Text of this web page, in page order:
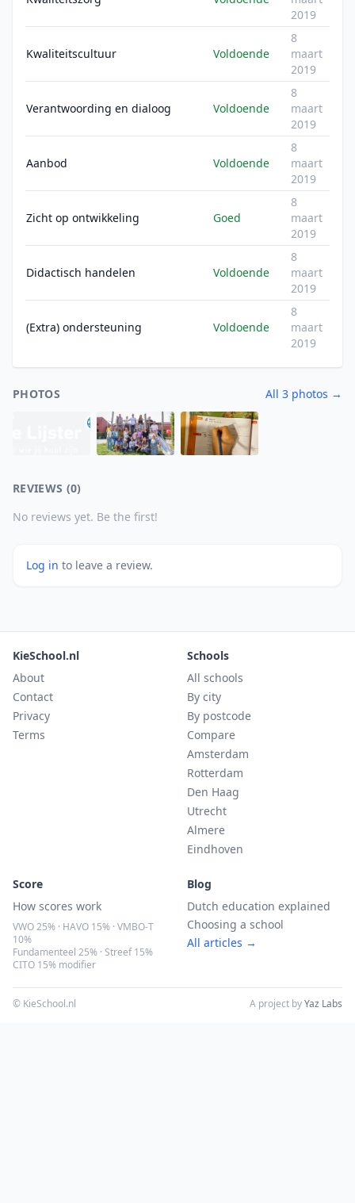
2019
Kwaliteitscultuur Voldoende
8
maart
2019
Verantwoording en dialoog Voldoende
8
maart
2019
Aanbod Voldoende
8
maart
2019
Zicht op ontwikkeling Goed
8
maart
2019
Didactisch handelen Voldoende
8
maart
2019
(Extra) ondersteuning Voldoende
8
maart
2019
PHOTOS All 3 photos →
REVIEWS (0)
No reviews yet. Be the first!
Log in to leave a review.
KieSchool.nl
About
Contact
Privacy
Terms
Schools
All schools
By city
By postcode
Compare
Amsterdam
Rotterdam
Den Haag
Utrecht
Almere
Eindhoven
Score
How scores work
VWO 25% · HAVO 15% · VMBO-T
10%
Fundamenteel 25% · Streef 15%
CITO 15% modifier
Blog
Dutch education explained
Choosing a school
All articles →
© KieSchool.nl A project byYaz Labs